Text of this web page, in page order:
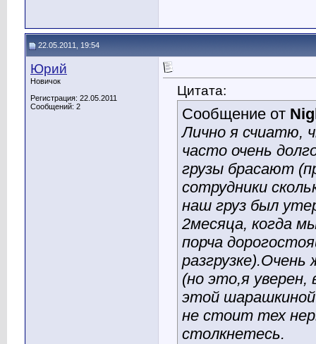
22.05.2011, 19:54
Юрий
Новичок
Регистрация: 22.05.2011
Сообщений: 2
Цитата:
Сообщение от
Лично я счиатю,
часто очень
грузы брасают
сотрудники
наш груз был
2месяца, когда
порча
(но это,я
этой шарашкиной
не стоит тех
столкнетесь.